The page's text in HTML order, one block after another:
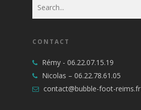
CONTACT
Rémy - 06.22.07.15.19
Nicolas – 06.22.78.61.05
contact@bubble-foot-reims.fr